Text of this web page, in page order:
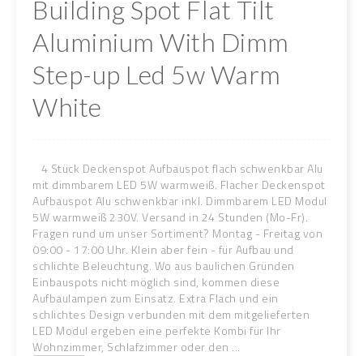
Building Spot Flat Tilt
Aluminium With Dimm
Step-up Led 5w Warm
White
4 Stück Deckenspot Aufbauspot flach schwenkbar Alu
mit dimmbarem LED 5W warmweiß. Flacher Deckenspot
Aufbauspot Alu schwenkbar inkl. Dimmbarem LED Modul
5W warmweiß 230V. Versand in 24 Stunden (Mo-Fr).
Fragen rund um unser Sortiment? Montag - Freitag von
09:00 - 17:00 Uhr. Klein aber fein - für Aufbau und
schlichte Beleuchtung. Wo aus baulichen Gründen
Einbauspots nicht möglich sind, kommen diese
Aufbaulampen zum Einsatz. Extra Flach und ein
schlichtes Design verbunden mit dem mitgelieferten
LED Modul ergeben eine perfekte Kombi für Ihr
Wohnzimmer, Schlafzimmer oder den ...